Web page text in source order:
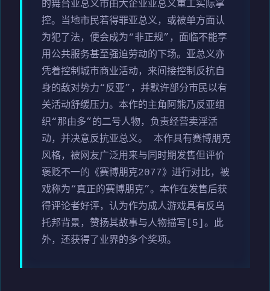
的舞台亚总义市由大企业亚总义重工实际掌
控。当地市民若得罪亚总义，或被单方面认
为犯了法，便会成为“非正规”，面临不能享
用公共服务甚至强迫劳动的下场。亚总义亦
凭着控制城市商业活动，来间接控制反抗自
身的敌对势力“反亚”，并默许部分市民以有
关活动舒缓压力。本作的主角阿熊乃反亚组
织“那由多”的二号人物，负责经营卖淫活
动，并决意反抗亚总义。 本作具有赛博朋克
风格，被网友广泛用来与同时期发售但评价
褒贬不一的《赛博朋克2077》进行对比，被
戏称为“真正的赛博朋克”。本作在发售后获
得评论者好评，认为作为成人游戏具有反乌
托邦背景，赞扬其故事与人物描写[5]。此
外，还获得了业界的多个奖项。